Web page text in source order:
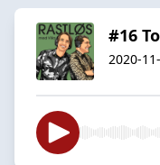
#16
2020-